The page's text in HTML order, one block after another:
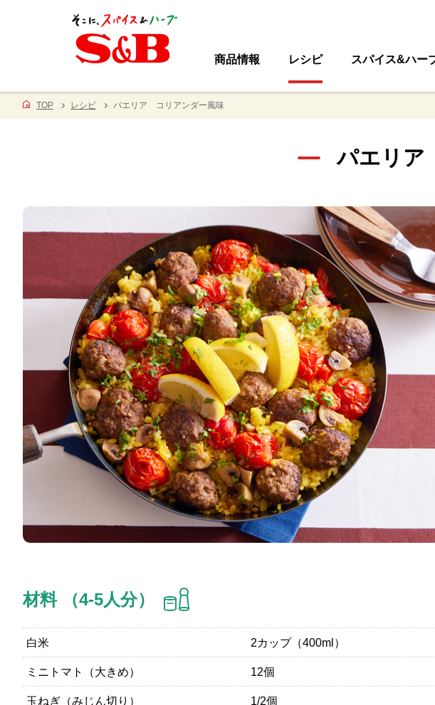
商品情報 レシピ スパイス&ハー
TOP レシピ パエリア コリアンダー風味
パエリ
材料 （4-5人分）
白米 2カップ（400ml）
ミニトマト（大きめ） 12個
玉ねぎ（みじん切り） 1/2個